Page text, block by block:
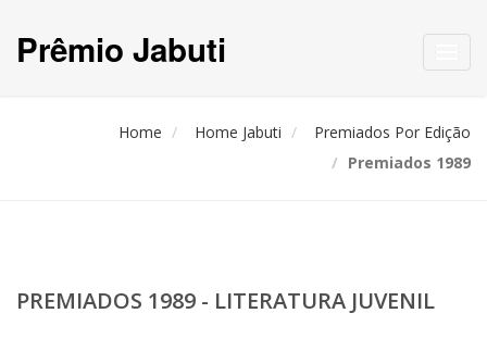
Prêmio Jabuti
Home Home Jabuti
Premiados Por Edição
Premiados 1989
PREMIADOS 1989 - LITERATURA JUVENIL